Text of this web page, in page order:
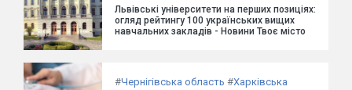
Львівські університети на перших позиціях:
огляд рейтингу 100 українських вищих
навчальних закладів - Новини Твоє місто
#Чернігівська область #Харківська